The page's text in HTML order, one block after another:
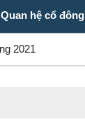
Quan hệ cổ đông
2021